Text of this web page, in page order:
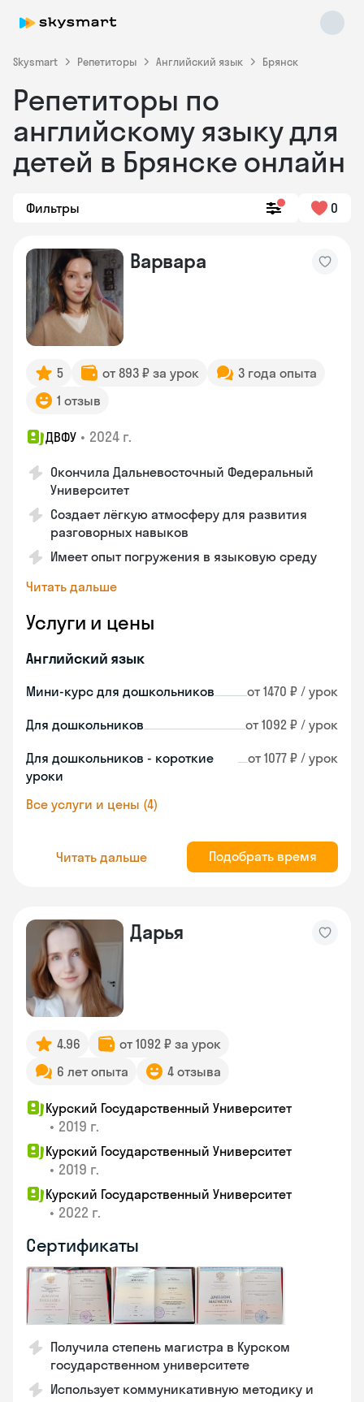
Skysmart Репетиторы Английский язык Брянск
Репетиторы по
английскому языку для
детей в Брянске онлайн
Фильтры 0
Варвара
5 от 893 ₽ за урок
3 года опыта
1 отзыв
ДВФУ • 2024 г.
Окончила Дальневосточный Федеральный
Университет
Создает лёгкую атмосферу для развития
разговорных навыков
Имеет опыт погружения в языковую среду
Читать дальше
Услуги и цены
Английский язык
Мини-курс для дошкольников от 1470 ₽ / урок
Для дошкольников от 1092 ₽ / урок
Для дошкольников - короткие
уроки
от 1077 ₽ / урок
Все услуги и цены (4)
Читать дальше Подобрать время
Дарья
4.96
от 1092 ₽ за урок
6 лет опыта
4 отзыва
Курский Государственный Университет
• 2019 г.
Курский Государственный Университет
• 2019 г.
Курский Государственный Университет
• 2022 г.
Сертификаты
Получила степень магистра в Курском
государственном университете
Использует коммуникативную методику и
Skysmart Chat